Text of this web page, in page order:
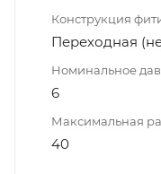
Конструкция
Переходная
Номинальное
6
Максимальная
40